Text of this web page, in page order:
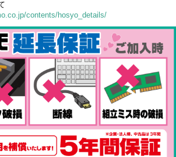
contents/hosyo_details/